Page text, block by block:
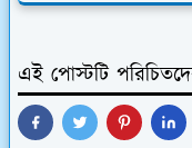
এই পোস্টটি